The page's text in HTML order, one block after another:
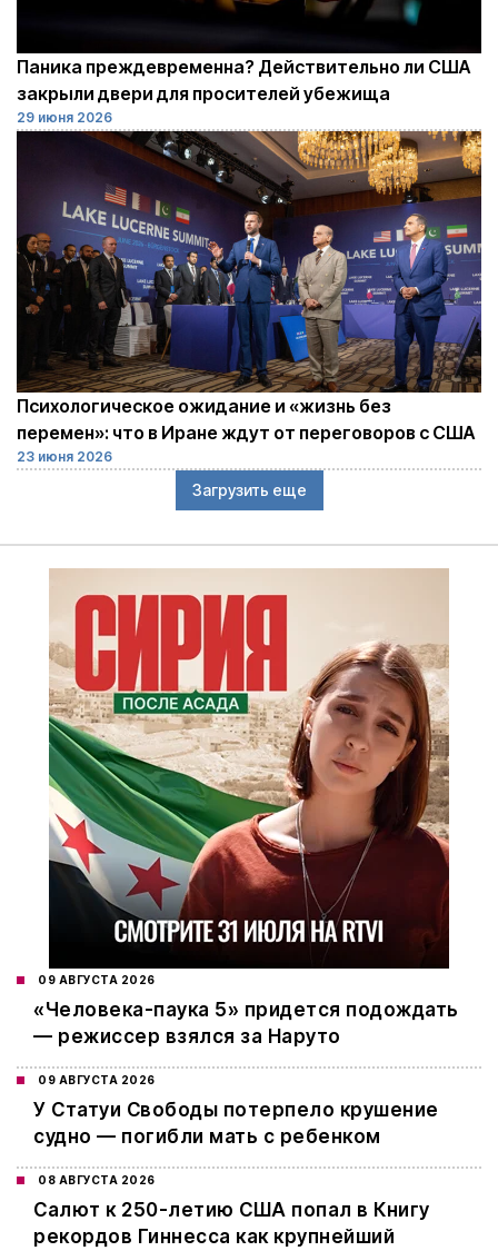
29 июня 2026
Паника преждевременна? Действительно ли США
закрыли двери для просителей убежища
23 июня 2026
Психологическое ожидание и «жизнь без
перемен»: что в Иране ждут от переговоров с США
Загрузить еще
09 АВГУСТА 2026
«Человека-паука 5» придется подождать
— режиссер взялся за Наруто
09 АВГУСТА 2026
У Статуи Свободы потерпело крушение
судно — погибли мать с ребенком
08 АВГУСТА 2026
Салют к 250-летию США попал в Книгу
рекордов Гиннесса как крупнейший